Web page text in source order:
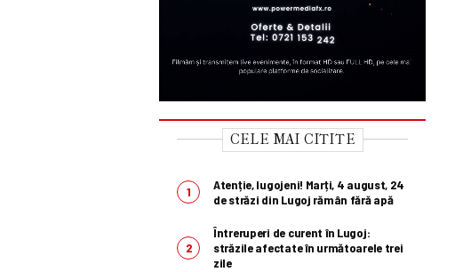
CELE MAI CITITE
Atenție, lugojeni! Marți, 4 august, 24
de străzi din Lugoj rămân fără apă
Întreruperi de curent în Lugoj:
străzile afectate în următoarele trei
zile